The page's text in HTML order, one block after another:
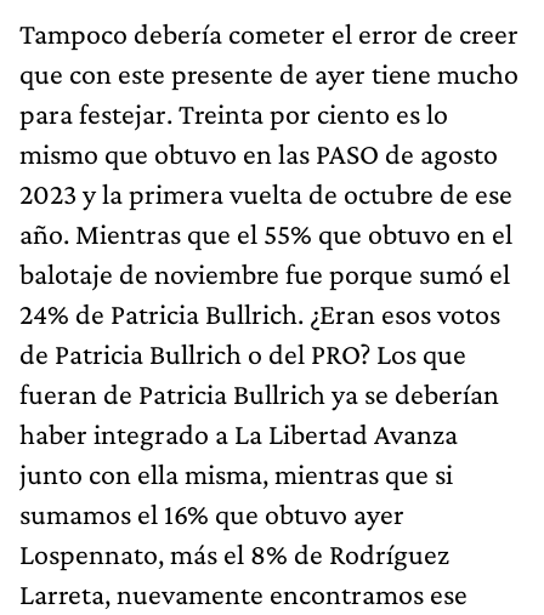
Tampoco debería cometer el error de creer
que con este presente de ayer tiene mucho
para festejar. Treinta por ciento es lo
mismo que obtuvo en las PASO de agosto
2023 y la primera vuelta de octubre de ese
año. Mientras que el 55% que obtuvo en el
balotaje de noviembre fue porque sumó el
24% de Patricia Bullrich. ¿Eran esos votos
de Patricia Bullrich o del PRO? Los que
fueran de Patricia Bullrich ya se deberían
haber integrado a La Libertad Avanza
junto con ella misma, mientras que si
sumamos el 16% que obtuvo ayer
Lospennato, más el 8% de Rodríguez
Larreta, nuevamente encontramos ese